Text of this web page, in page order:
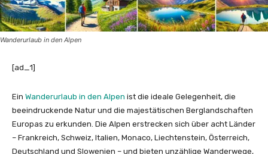
Wanderurlaub in den Alpen
[ad_1]
Ein Wanderurlaub in den Alpen ist die ideale Gelegenheit, die
beeindruckende Natur und die majestätischen Berglandschaften
Europas zu erkunden. Die Alpen erstrecken sich über acht Länder
– Frankreich, Schweiz, Italien, Monaco, Liechtenstein, Österreich,
Deutschland und Slowenien – und bieten unzählige Wanderwege,